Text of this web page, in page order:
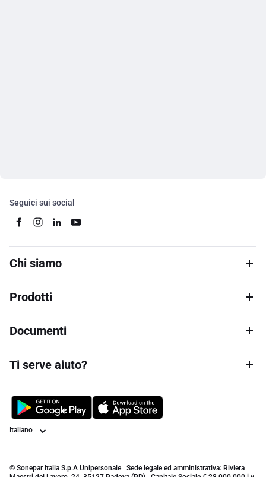
Seguici sui social
Chi siamo
Prodotti
Documenti
Ti serve aiuto?
Lingua
© Sonepar Italia S.p.A Unipersonale | Sede legale ed amministrativa: Riviera